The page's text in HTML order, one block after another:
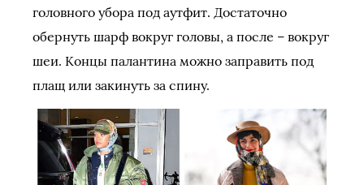
головного убора под аутфит. Достаточно
обернуть шарф вокруг головы, а после – вокруг
шеи. Концы палантина можно заправить под
плащ или закинуть за спину.